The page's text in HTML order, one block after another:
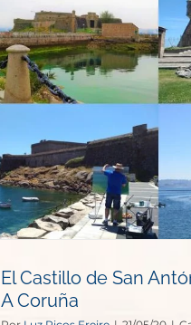
El Castillo de San
A Coruña